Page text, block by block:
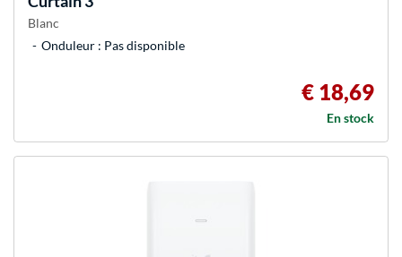
Blanc
Onduleur : Pas disponible
€ 18,69
En stock